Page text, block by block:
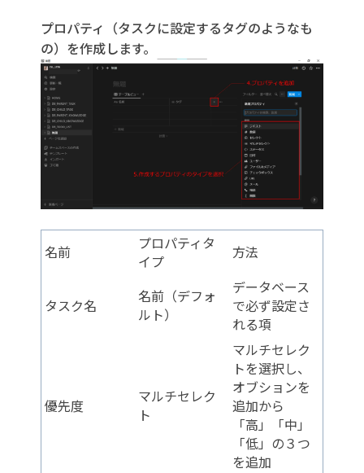
プロパティ（タスクに設定するタグのようなも
の）を作成します。
名前
プロパティタ
イプ
方法
タスク名
名前（デフォ
ルト）
データベース
で必ず設定さ
れる項
優先度
マルチセレク
ト
マルチセレク
トを選択し、
オブションを
追加から
「高」「中」
「低」の３つ
を追加